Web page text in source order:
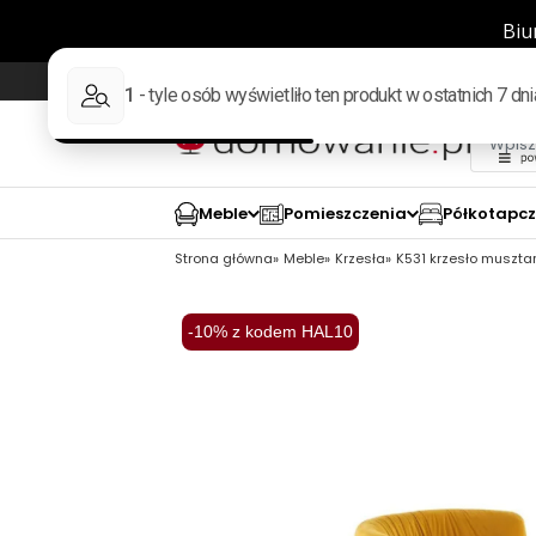
98% pozytywnych opinii
Meble Pomieszczenia
Strona główna Meble Krzesła K531 krzesło
-10% z kodem HAL10